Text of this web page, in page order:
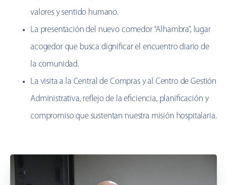
valores y sentido humano.
La presentación del nuevo comedor “Alhambra”, lugar
acogedor que busca dignificar el encuentro diario de
la comunidad.
La visita a la Central de Compras y al Centro de Gestión
Administrativa, reflejo de la eficiencia, planificación y
compromiso que sustentan nuestra misión hospitalaria.